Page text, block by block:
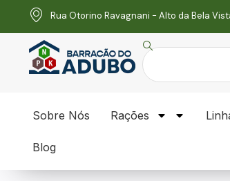
Rua Otorino Ravagnani - Alto da Bela
Sobre Nós Rações
Blog